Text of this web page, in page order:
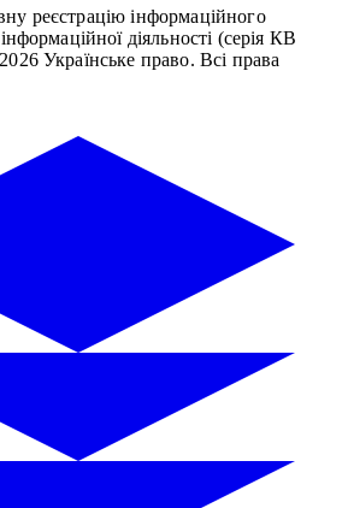
реєстрацію інформаційного
діяльності (серія КВ
Українське право. Всі права